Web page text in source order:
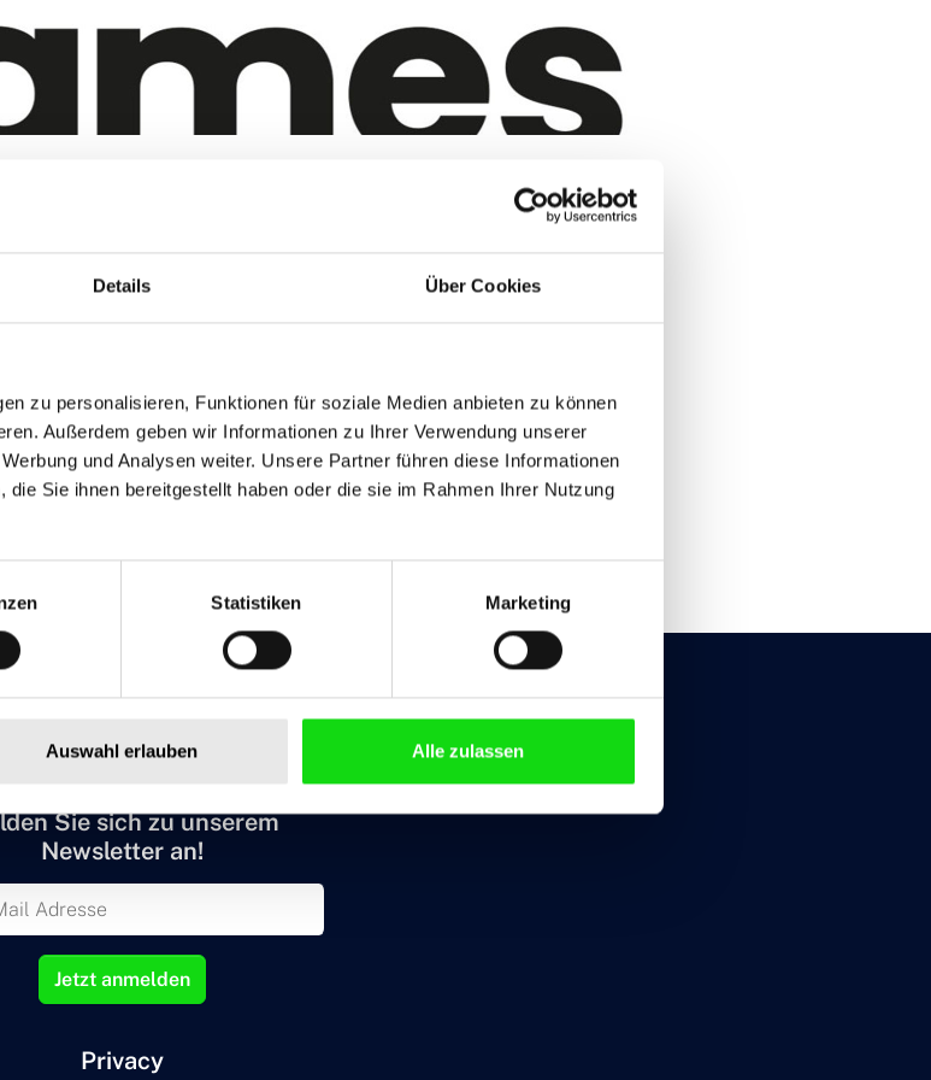
Details Über Cookies
zu personalisieren, Funktionen für soziale Medien anbieten zu können
Außerdem geben wir Informationen zu Ihrer Verwendung unserer
und Analysen weiter. Unsere Partner führen diese Informationen
Sie ihnen bereitgestellt haben oder die sie im Rahmen Ihrer Nutzung
Statistiken Marketing
Auswahl erlauben Alle zulassen
exklusiven Komplettanbieter für Keycard- und Room Management-
yeames.com/
Karriere Beratungstermin
Sie sich zu unserem
Newsletter an!
Jetzt anmelden
Privacy